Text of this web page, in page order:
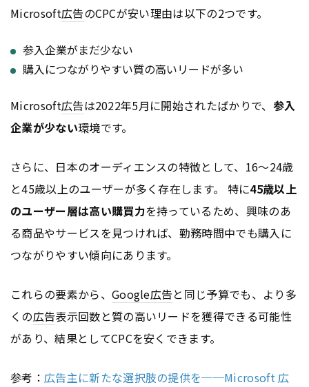
Microsoft広告のCPCが安い理由は以下の2つです。
参入企業がまだ少ない
購入につながりやすい質の高いリードが多い
Microsoft広告は2022年5月に開始されたばかりで、 参入
企業が少ない環境です。
さらに、日本のオーディエンスの特徴として、16～24歳
と45歳以上のユーザーが多く存在します。 特に45歳以上
のユーザー層は高い購買力を持っているため、興味のあ
る商品やサービスを見つければ、勤務時間中でも購入に
つながりやすい傾向にあります。
これらの要素から、 Google広告と同じ予算でも、より多
くの広告表示回数と質の高いリードを獲得できる可能性
があり、結果としてCPCを安くできます。
参考： 広告主に新たな選択肢の提供を──Microsoft 広